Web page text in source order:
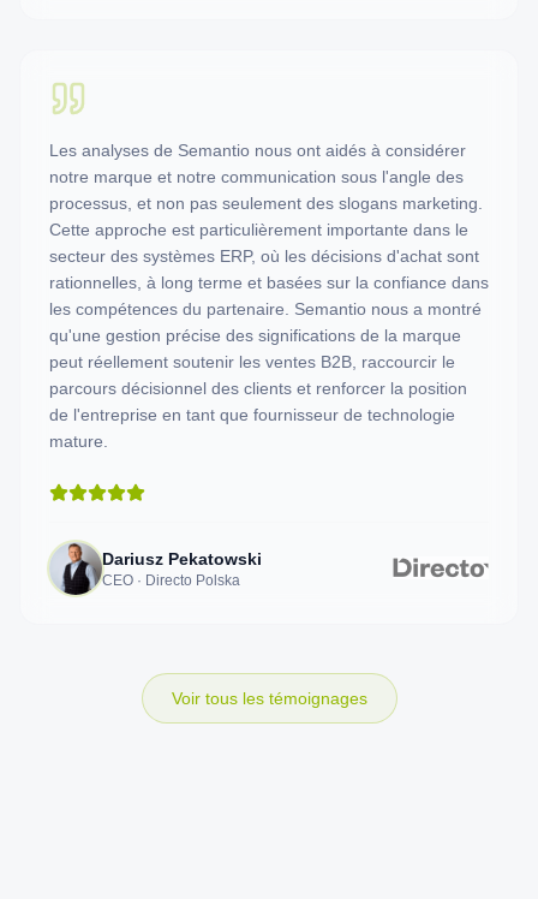
Les analyses de Semantio nous ont aidés à considérer
notre marque et notre communication sous l'angle des
processus, et non pas seulement des slogans marketing.
Cette approche est particulièrement importante dans le
secteur des systèmes ERP, où les décisions d'achat sont
rationnelles, à long terme et basées sur la confiance dans
les compétences du partenaire. Semantio nous a montré
qu'une gestion précise des significations de la marque
peut réellement soutenir les ventes B2B, raccourcir le
parcours décisionnel des clients et renforcer la position
de l'entreprise en tant que fournisseur de technologie
mature.
Dariusz Pekatowski
CEO · Directo Polska
Voir tous les témoignages